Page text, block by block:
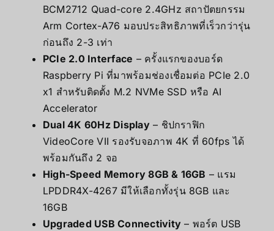
BCM2712 Quad-core 2.4GHz สถาปัตยกรรม
Arm Cortex-A76 มอบประสิทธิภาพที่เร็วกว่ารุ่น
ก่อนถึง 2-3 เท่า
PCIe 2.0 Interface – ครั้งแรกของบอร์ด
Raspberry Pi ที่มาพร้อมช่องเชื่อมต่อ PCIe 2.0
x1 สำหรับติดตั้ง M.2 NVMe SSD หรือ AI
Accelerator
Dual 4K 60Hz Display– ชิปกราฟิก
VideoCore VII รองรับจอภาพ 4K ที่ 60fps ได้
พร้อมกันถึง 2 จอ
High-Speed Memory 8GB & 16GB – แรม
LPDDR4X-4267 มีให้เลือกทั้งรุ่น 8GB และ
16GB
Upgraded USB Connectivity – พอร์ต USB